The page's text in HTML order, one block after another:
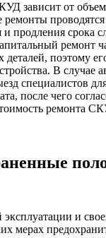
зависит от
проводятся
и продления срока
ремонт
деталей, поэтому
В случае
специалистов
после чего
ремонта
и
мерах